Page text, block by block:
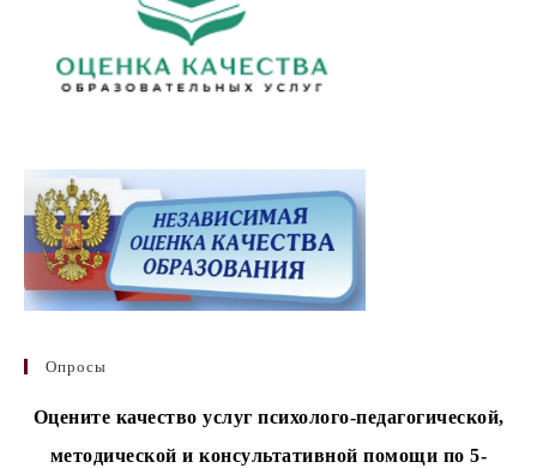
Опросы
Оцените качество услуг психолого-педагогической,
методической и консультативной помощи по 5-